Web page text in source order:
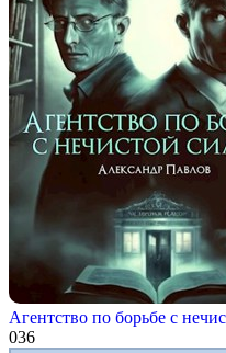
Агентство по борьбе с
036